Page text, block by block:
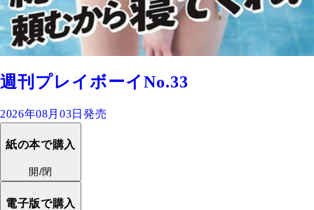
週刊プレイボーイNo.33
2026年08月03日発売
紙の本で購入
開/閉
電子版で購入